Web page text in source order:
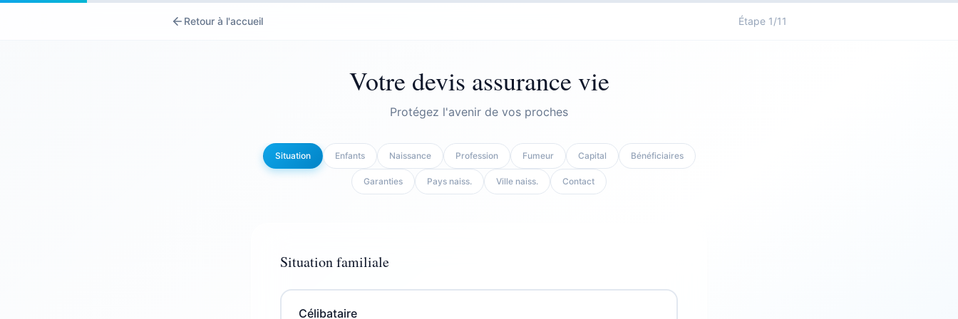
Retour à l'accueil Étape 1/11
Votre devis assurance vie
Protégez l'avenir de vos proches
Situation Enfants Naissance Profession Fumeur Capital Bénéficiaires
Garanties Pays naiss. Ville naiss. Contact
Situation familiale
Célibataire
Aucun
Salarié(e)
Non fumeur
50 000€
Conjoint
Décès accidentel